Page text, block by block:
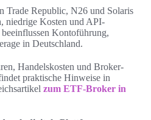
Trade Republic, N26 und Solaris
niedrige Kosten und API-
Kontoführung,
in Deutschland.
Handelskosten und Broker-
praktische Hinweise in
zum ETF-Broker in